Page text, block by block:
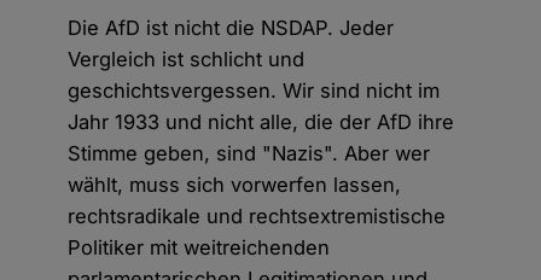
Die AfD ist nicht die NSDAP. Jeder
Vergleich ist schlicht und
geschichtsvergessen. Wir sind nicht im
Jahr 1933 und nicht alle, die der AfD ihre
Stimme geben, sind "Nazis". Aber wer
wählt, muss sich vorwerfen lassen,
rechtsradikale und rechtsextremistische
Politiker mit weitreichenden